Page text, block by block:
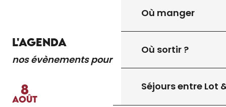
Où manger
Où sortir ?
Séjours entre Lot
L'AGENDA
nos évènements pour vous
Lire la suite
8
AOÛT